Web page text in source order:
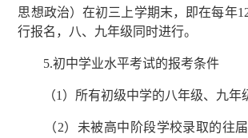
思想政治）在初三上学期末，即在每年
行报名，八、九年级同时进行。
5.初中学业水平考试的报考条件
（1）所有初级中学的八年级、九年
（2）未被高中阶段学校录取的往届